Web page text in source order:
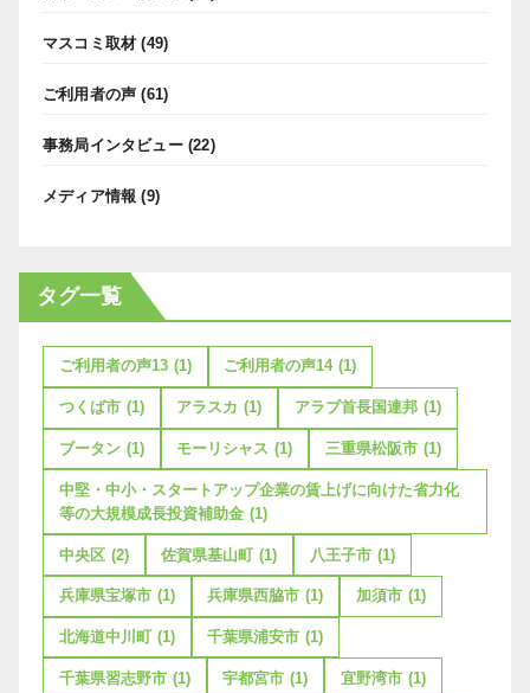
マスコミ取材 (49)
ご利用者の声 (61)
事務局インタビュー(22)
メディア情報 (9)
タグ一覧
ご利用者の声13 (1) ご利用者の声14 (1)
つくば市 (1) アラスカ (1) アラブ首長国連邦 (1)
ブータン (1) モーリシャス (1) 三重県松阪市 (1)
中堅・中小・スタートアップ企業の賃上げに向けた省力化
等の大規模成長投資補助金 (1)
中央区 (2) 佐賀県基山町 (1) 八王子市 (1)
兵庫県宝塚市 (1) 兵庫県西脇市 (1) 加須市 (1)
北海道中川町 (1) 千葉県浦安市 (1)
千葉県習志野市 (1) 宇都宮市 (1) 宜野湾市 (1)